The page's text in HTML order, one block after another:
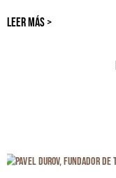
LEER MÁS >